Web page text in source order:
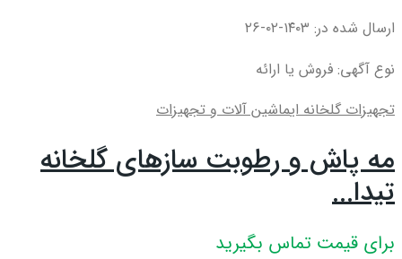
ارسال شده در: ۱۴۰۳-۰۲-۲۶
نوع آگهی: فروش یا ارائه
تجهیزات گلخانه ایماشین آلات و تجهیزات
مه پاش و رطوبت سازهای گلخانه
تیدا...
برای قیمت تماس بگیرید